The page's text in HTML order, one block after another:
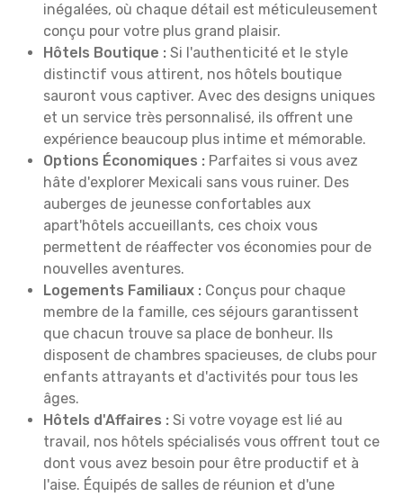
inégalées, où chaque détail est méticuleusement
conçu pour votre plus grand plaisir.
Hôtels Boutique : Si l'authenticité et le style
distinctif vous attirent, nos hôtels boutique
sauront vous captiver. Avec des designs uniques
et un service très personnalisé, ils offrent une
expérience beaucoup plus intime et mémorable.
Options Économiques : Parfaites si vous avez
hâte d'explorer Mexicali sans vous ruiner. Des
auberges de jeunesse confortables aux
apart'hôtels accueillants, ces choix vous
permettent de réaffecter vos économies pour de
nouvelles aventures.
Logements Familiaux : Conçus pour chaque
membre de la famille, ces séjours garantissent
que chacun trouve sa place de bonheur. Ils
disposent de chambres spacieuses, de clubs pour
enfants attrayants et d'activités pour tous les
âges.
Hôtels d'Affaires : Si votre voyage est lié au
travail, nos hôtels spécialisés vous offrent tout ce
dont vous avez besoin pour être productif et à
l'aise. Équipés de salles de réunion et d'une